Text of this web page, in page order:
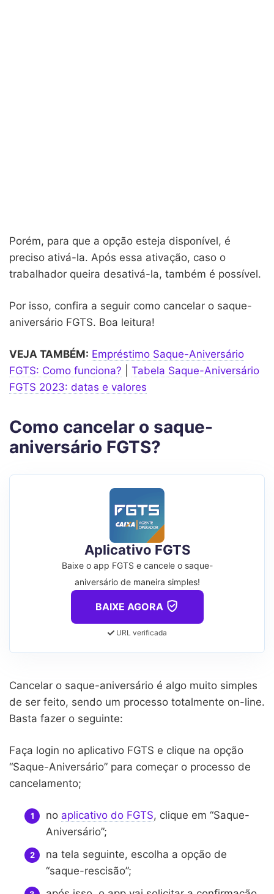
Porém, para que a opção esteja disponível, é
preciso ativá-la. Após essa ativação, caso o
trabalhador queira desativá-la, também é possível.
Por isso, confira a seguir como cancelar o saque-
aniversário FGTS. Boa leitura!
VEJA TAMBÉM: Empréstimo Saque-Aniversário
FGTS: Como funciona?
Tabela Saque-Aniversário
FGTS 2023: datas e valores
Como cancelar o saque-
aniversário FGTS?
Aplicativo FGTS
Baixe o app FGTS e cancele o saque-
aniversário de maneira simples!
BAIXE AGORA
URL verificada
Cancelar o saque-aniversário é algo muito simples
de ser feito, sendo um processo totalmente on-line.
Basta fazer o seguinte:
Faça login no aplicativo FGTS e clique na opção
“Saque-Aniversário” para começar o processo de
cancelamento;
no aplicativo do FGTS, clique em “Saque-
Aniversário”;
na tela seguinte, escolha a opção de
“saque-rescisão”;